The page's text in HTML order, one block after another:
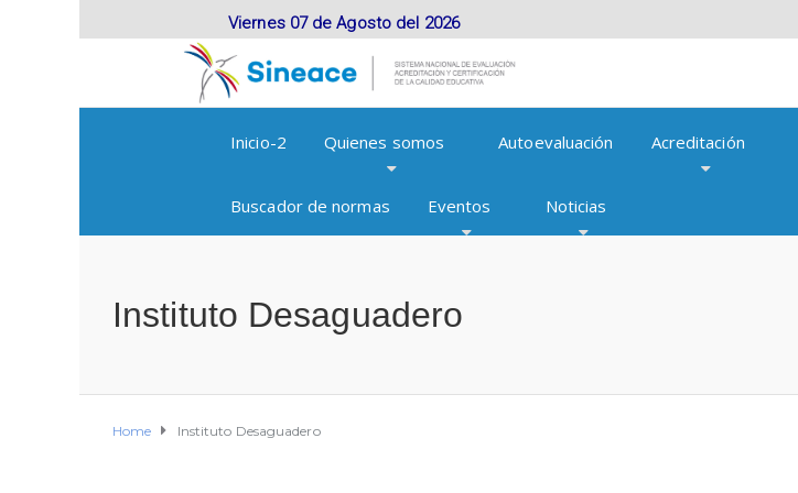
Viernes 07 de Agosto del 2026
Inicio-2 Quienes somos Autoevaluación Acreditación
Buscador de normas Eventos Noticias
Instituto Desaguadero
Home Instituto Desaguadero